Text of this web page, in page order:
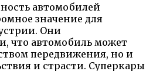
автомобилей
значение для
Они
что автомобиль может
передвижения, но и
и страсти. Суперкары